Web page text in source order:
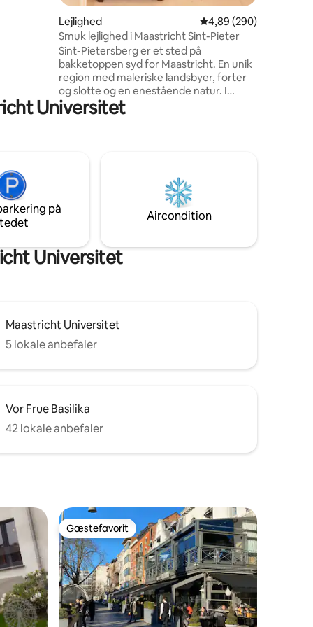
Lejlighed 4,89 ud af 5 i
4,89 (290)
Smuk lejlighed i Maastricht Sint-Pieter
Sint-Pietersberg er et sted på
bakketoppen syd for Maastricht. En unik
region med maleriske landsbyer, forter
og slotte og en enestående natur. I
bunden af denne oase af fred, på en
hyggelig lille plads, ligger vores hus. Det
nabolaget summer det med
restauranter og spisesteder. Du finder
også et nabolagscenter med et
Universitet
på
Aircondition
Universitet
Maastricht Universitet
5 lokale anbefaler
Vor Frue Basilika
42 lokale anbefaler
Gæstefavorit
Gæstefavorit